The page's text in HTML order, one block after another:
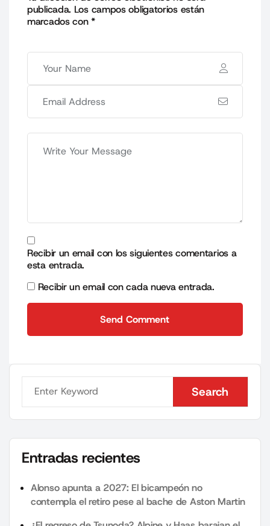
publicada. Los campos obligatorios están
marcados con*
Recibir un email con los siguientes comentarios a
esta entrada.
Recibir un email con cada nueva entrada.
Send Comment
Search
Search
Entradas recientes
Alonso apunta a 2027: El bicampeón no
contempla el retiro pese al bache de Aston Martin